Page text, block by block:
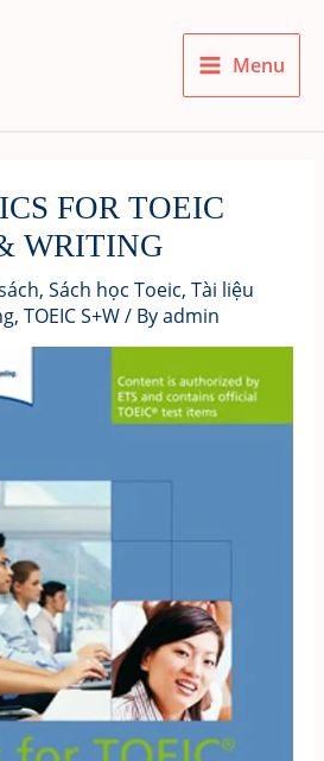
Main
Menu
FOR TOEIC
WRITING
, Sách học Toeic, Tài liệu
, TOEIC S+W/ Byadmin